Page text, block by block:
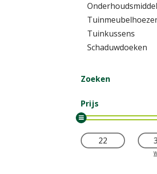
Tuinkussens
Schaduwdoeken
Zoeken
Prijs